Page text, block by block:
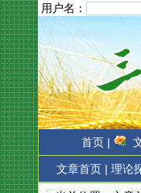
用户名：
首页 |
文章首页 | 理论